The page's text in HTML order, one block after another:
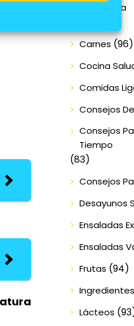
Equilibrada
Carnes (96)
Cocina
Comidas
Consejos
Consejos
Tiempo
(83)
Consejos
Desayunos
Ensaladas
Ensaladas
Frutas (94)
Lácteos